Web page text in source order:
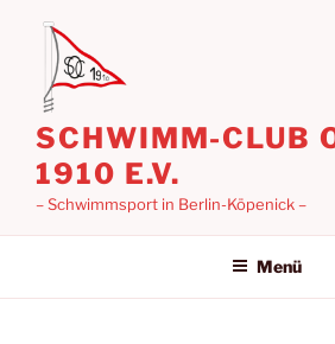
springen
SCHWIMM-CLUB
1910 E.V.
– Schwimmsport in Berlin-Köpenick –
Menü